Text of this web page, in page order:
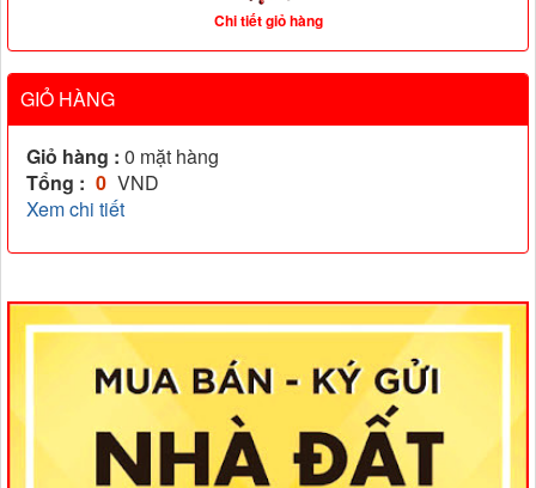
Chi tiết giỏ hàng
GIỎ HÀNG
Giỏ hàng : 0 mặt hàng
Tổng : 0 VND
Xem chi tiết